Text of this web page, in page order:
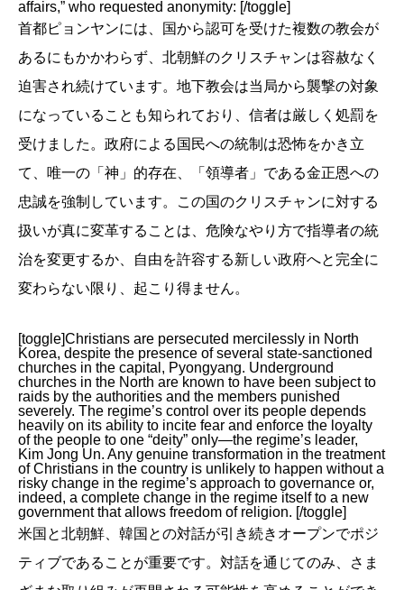
affairs,” who requested anonymity: [/toggle]
首都ピョンヤンには、国から認可を受けた複数の教会が
あるにもかかわらず、北朝鮮のクリスチャンは容赦なく
迫害され続けています。地下教会は当局から襲撃の対象
になっていることも知られており、信者は厳しく処罰を
受けました。政府による国民への統制は恐怖をかき立
て、唯一の「神」的存在、「領導者」である金正恩への
忠誠を強制しています。この国のクリスチャンに対する
扱いが真に変革することは、危険なやり方で指導者の統
治を変更するか、自由を許容する新しい政府へと完全に
変わらない限り、起こり得ません。
[toggle]Christians are persecuted mercilessly in North
Korea, despite the presence of several state-sanctioned
churches in the capital, Pyongyang. Underground
churches in the North are known to have been subject to
raids by the authorities and the members punished
severely. The regime’s control over its people depends
heavily on its ability to incite fear and enforce the loyalty
of the people to one “deity” only—the regime’s leader,
Kim Jong Un. Any genuine transformation in the treatment
of Christians in the country is unlikely to happen without a
risky change in the regime’s approach to governance or,
indeed, a complete change in the regime itself to a new
government that allows freedom of religion. [/toggle]
米国と北朝鮮、韓国との対話が引き続きオープンでポジ
ティブであることが重要です。対話を通じてのみ、さま